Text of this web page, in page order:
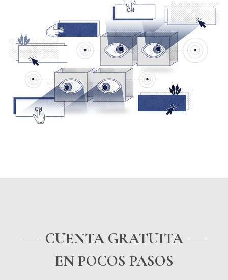
CUENTA GRATUITA
EN POCOS PASOS